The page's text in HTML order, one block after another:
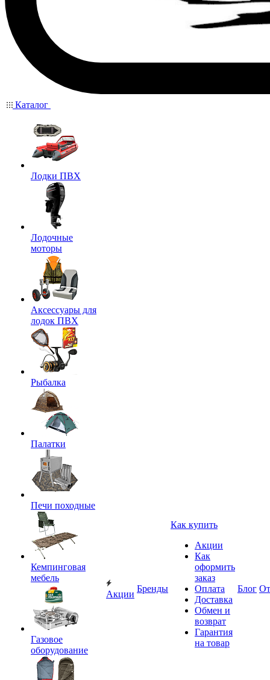
Каталог
Лодки ПВХ
Лодочные
моторы
Аксессуары для
лодок ПВХ
Рыбалка
Палатки
Печи походные
Кемпинговая
мебель
Газовое
оборудование
Акции
Бренды
Как купить
Акции
Как
оформить
заказ
Оплата
Доставка
Обмен и
возврат
Гарантия
на товар
Блог